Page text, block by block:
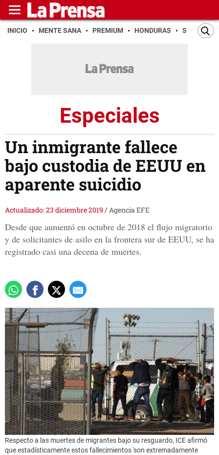
INICIO MENTE SANA PREMIUM HONDURAS SAN PEDRO
Especiales
Un inmigrante fallece
bajo custodia de EEUU en
aparente suicidio
Actualizado: 23 diciembre 2019 /Agencia EFE
Desde que aumentó en octubre de 2018 el flujo migratorio
y de solicitantes de asilo en la frontera sur de EEUU, se ha
registrado casi una decena de muertes.
Respecto a las muertes de migrantes bajo su resguardo, ICE afirmó
que estadísticamente estos fallecimientos 'son extremadamente